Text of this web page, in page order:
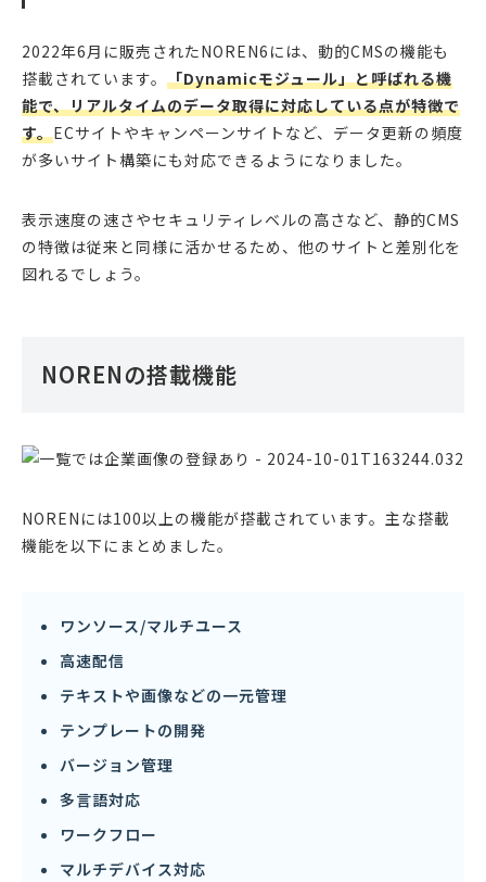
2022年6月に販売されたNOREN6には、動的CMSの機能も
搭載されています。 「Dynamicモジュール」と呼ばれる機
能で、リアルタイムのデータ取得に対応している点が特徴で
す。ECサイトやキャンペーンサイトなど、データ更新の頻度
が多いサイト構築にも対応できるようになりました。
表示速度の速さやセキュリティレベルの高さなど、静的CMS
の特徴は従来と同様に活かせるため、他のサイトと差別化を
図れるでしょう。
NORENの搭載機能
NORENには100以上の機能が搭載されています。主な搭載
機能を以下にまとめました。
ワンソース/マルチユース
高速配信
テキストや画像などの一元管理
テンプレートの開発
バージョン管理
多言語対応
ワークフロー
マルチデバイス対応